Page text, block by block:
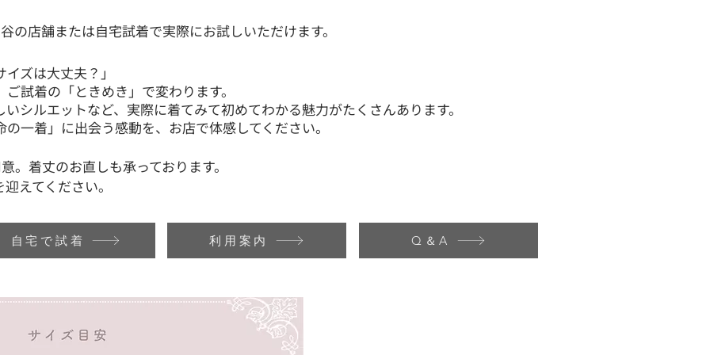
の店舗または自宅試着で実際にお試しいただけます。
ズは大丈夫？」
試着の「ときめき」で変わります。
シルエットなど、実際に着てみて初めてわかる魅力がたくさんあります。
一着」に出会う感動を、お店で体感してください。
。​着丈のお直しも承っております。
えてください。
自宅で試着 利用案内 Q＆A